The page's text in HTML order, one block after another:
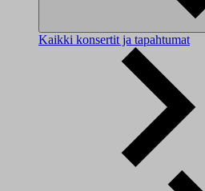
Kaikki konsertit ja tapahtumat